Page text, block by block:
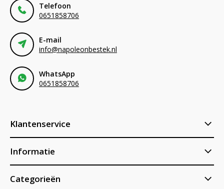
Telefoon
0651858706
E-mail
info@napoleonbestek.nl
WhatsApp
0651858706
Klantenservice
Informatie
Categorieën